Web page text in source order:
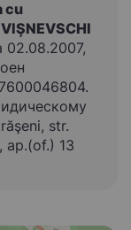
cu
02.08.2007,
str.
ap.(of.) 13